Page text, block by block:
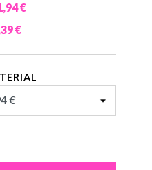
€
€